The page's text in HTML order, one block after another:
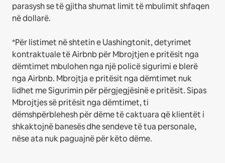
parasysh se të gjitha shumat limit të mbulimit shfaqen
në dollarë.
*Për listimet në shtetin e Uashingtonit, detyrimet
kontraktuale të Airbnb për Mbrojtjen e pritësit nga
dëmtimet mbulohen nga një policë sigurimi e blerë
nga Airbnb. Mbrojtja e pritësit nga dëmtimet nuk
lidhet me Sigurimin për përgjegjësinë e pritësit. Sipas
Mbrojtjes së pritësit nga dëmtimet, ti
dëmshpërblehesh për dëme të caktuara që klientët i
shkaktojnë banesës dhe sendeve të tua personale,
nëse ata nuk paguajnë për këto dëme.